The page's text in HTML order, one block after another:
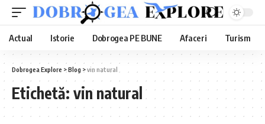
Actual Istorie Dobrogea PE BUNE Afaceri Turism
Dobrogea Explore >Blog >vin natural
Etichetă: vin natural